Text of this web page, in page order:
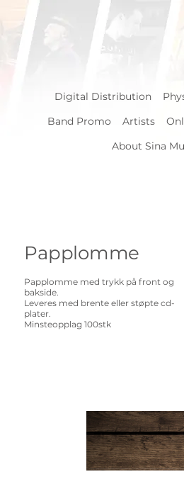
Digital Distribution
Band Promo
Artists
About Sina
Papplomme
Papplomme med trykk på front og
bakside.
Leveres med brente eller støpte cd-
plater.
Minsteopplag 100stk